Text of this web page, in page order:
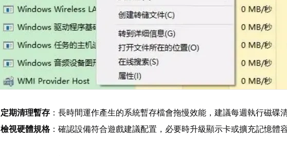
定期清理暫存 ：長時間運作產生的系統暫存檔會拖慢效能，建議每週執行磁碟
檢視硬體規格：確認設備符合遊戲建議配置，必要時升級顯示卡或擴充記憶體